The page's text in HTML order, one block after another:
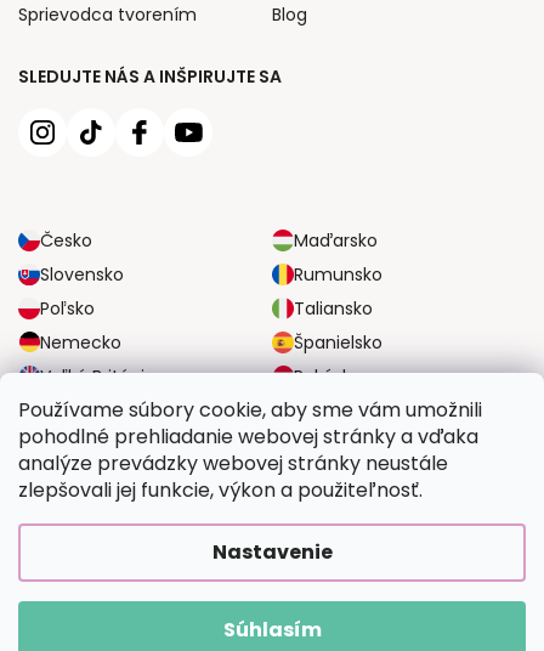
Používame súbory cookie, aby sme vám umožnili
pohodlné prehliadanie webovej stránky a vďaka
analýze prevádzky webovej stránky neustále
zlepšovali jej funkcie, výkon a použiteľnosť.
Nastavenie
Súhlasím
SLEDUJTE NÁS A INŠPIRUJTE SA
Česko
Maďarsko
Slovensko
Rumunsko
Poľsko
Taliansko
Nemecko
Španielsko
Veľká Británia
Rakúsko
Sprievodca tvorením
Blog
SPOĽAHLIVÉ MOŽNOSTI DOPRAVY
BEZPEČNÉ MOŽNOSTI PLATBY
Vymalujsisam.sk. Všetky práva vyhradené.